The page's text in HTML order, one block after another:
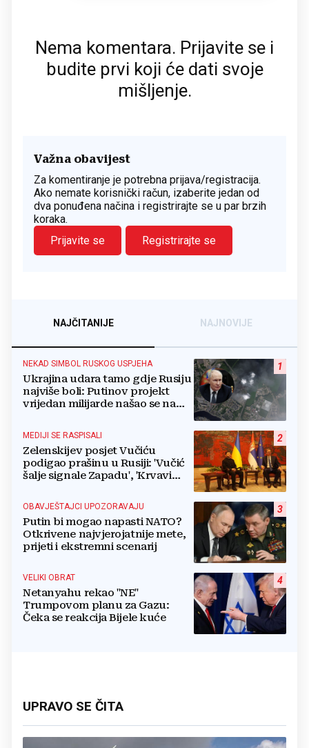
Nema komentara. Prijavite se i
budite prvi koji će dati svoje
mišljenje.
Važna obavijest
Za komentiranje je potrebna prijava/registracija.
Ako nemate korisnički račun, izaberite jedan od
dva ponuđena načina i registrirajte se u par brzih
koraka.
Prijavite se
Registrirajte se
NAJČITANIJE NAJNOVIJE
1
NEKAD SIMBOL RUSKOG USPJEHA
Ukrajina udara tamo gdje Rusiju
najviše boli: Putinov projekt
vrijedan milijarde našao se na
2
MEDIJI SE RASPISALI
Zelenskijev posjet Vučiću
podigao prašinu u Rusiji: 'Vučić
šalje signale Zapadu', 'Krvavi
3
OBAVJEŠTAJCI UPOZORAVAJU
Putin bi mogao napasti NATO?
Otkrivene najvjerojatnije mete,
prijeti i ekstremni scenarij
4
VELIKI OBRAT
Netanyahu rekao "NE"
Trumpovom planu za Gazu:
Čeka se reakcija Bijele kuće
UPRAVO SE ČITA